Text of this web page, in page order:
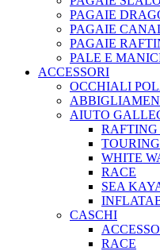
PAGAIE
PAGAIE
PAGAIE
PALE E
ACCESSORI
OCCHIALI
AIUTO
RAFTING
WHITE
RACE
SEA
CASCHI
RACE